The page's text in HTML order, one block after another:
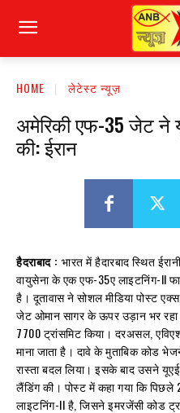
HOME लेटेस्ट न्यूज़
अमेरिकी एफ-35 जेट ने
की: ईरान
हैदराबाद : भारत में हैदारबाद स्थित
वायुसेना के एक एफ-35ए लाइटनिंग-II
है। दूतावास ने सोशल मीडिया पोस्ट
जेट ओमान सागर के ऊपर उड़ान भर रहा
7700 ट्रांसमिट किया। दरअसल,
माना जाता है। दावे के मुताबिक कोड
रास्ता बदल लिया। इसके बाद उसने
लैंडिंग की। पोस्ट में कहा गया कि
लाइटनिंग-II है, जिसने इमरजेंसी कोड